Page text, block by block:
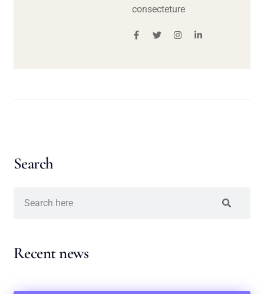
consecteture
Search
Recent news